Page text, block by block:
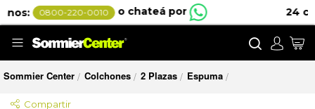
24 cuotas sin interés por MercadoPago
Buscar
Sommier Center / Colchones / 2 Plazas / Espuma /
Compartir